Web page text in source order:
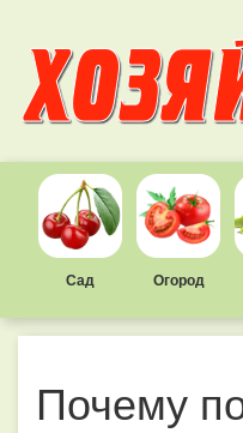
Сад Огород
Почему